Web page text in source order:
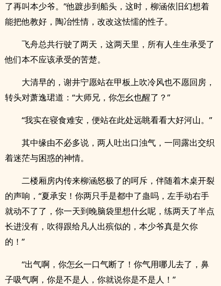
了再叫本少爷。”他踱步到船头，这时，柳涵依旧幻想着
能把他教好，陶冶性情，改改这怯懦的性子。
飞舟总共行驶了两天，这两天里，所有人生生承受了
他们本不应该承受的苦楚。
大清早的，谢井宁愿站在甲板上吹冷风也不愿回房，
转头对萧逸珺道：“大师兄，你怎幺也醒了？”
“我实在寝食难安，便站在此处远眺看看大好河山。”
其中缘由不必多说，两人吐出口浊气，一同露出交织
着迷茫与困惑的神情。
二楼厢房内传来柳涵怒极了的呵斥，伴随着木桌开裂
的声响，“夏承安！你两只手是都中了蛊吗，左手动右手
就动不了了，你一天到晚脑袋里想什幺呢，练两天了半点
长进没有，吹得跟给凡人出殡似的，本少爷真是欠你
的！”
“出气啊，你怎幺一口气断了！你气用哪儿去了，鼻
子吸气啊，你是不是人，你就说你是不是人！”